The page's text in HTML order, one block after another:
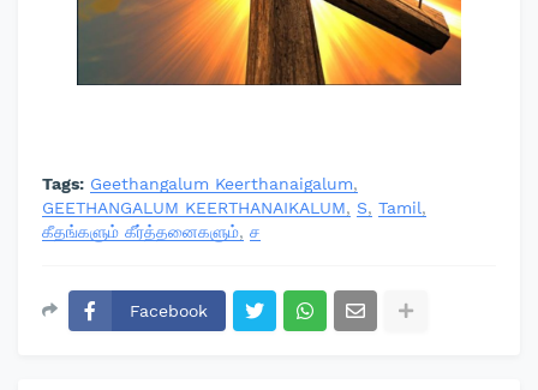
Tags: Geethangalum Keerthanaigalum
GEETHANGALUM KEERTHANAIKALUM
S
Tamil
கீதங்களும் கீர்த்தனைகளும் ச
Facebook